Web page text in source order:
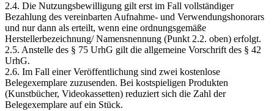
2.4. Die Nutzungsbewilligung gilt erst im Fall vollständiger
Bezahlung des vereinbarten Aufnahme- und Verwendungshonorars
und nur dann als erteilt, wenn eine ordnungsgemäße
Herstellerbezeichnung/ Namensnennung (Punkt 2.2. oben) erfolgt.
2.5. Anstelle des § 75 UrhG gilt die allgemeine Vorschrift des § 42
UrhG.
2.6. Im Fall einer Veröffentlichung sind zwei kostenlose
Belegexemplare zuzusenden. Bei kostspieligen Produkten
(Kunstbücher, Videokassetten) reduziert sich die Zahl der
Belegexemplare auf ein Stück.